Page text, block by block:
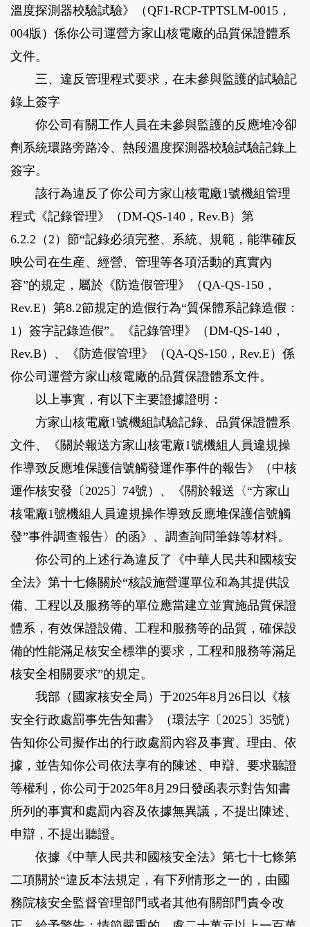
溫度探測器校驗試驗》（QF1-RCP-TPTSLM-0015，
004版）係你公司運營方家山核電廠的品質保證體系
文件。
三、違反管理程式要求，在未參與監護的試驗記
錄上簽字
你公司有關工作人員在未參與監護的反應堆冷卻
劑系統環路旁路冷、熱段溫度探測器校驗試驗記錄上
簽字。
該行為違反了你公司方家山核電廠1號機組管理
程式《記錄管理》（DM-QS-140，Rev.B）第
6.2.2（2）節“記錄必須完整、系統、規範，能準確反
映公司在生産、經營、管理等各項活動的真實內
容”的規定，屬於《防造假管理》（QA-QS-150，
Rev.E）第8.2節規定的造假行為“質保體系記錄造假：
1）簽字記錄造假”。《記錄管理》（DM-QS-140，
Rev.B）、《防造假管理》（QA-QS-150，Rev.E）係
你公司運營方家山核電廠的品質保證體系文件。
以上事實，有以下主要證據證明：
方家山核電廠1號機組試驗記錄、品質保證體系
文件、《關於報送方家山核電廠1號機組人員違規操
作導致反應堆保護信號觸發運作事件的報告》（中核
運作核安發〔2025〕74號）、《關於報送〈“方家山
核電廠1號機組人員違規操作導致反應堆保護信號觸
發”事件調查報告〉的函》、調查詢問筆錄等材料。
你公司的上述行為違反了《中華人民共和國核安
全法》第十七條關於“核設施營運單位和為其提供設
備、工程以及服務等的單位應當建立並實施品質保證
體系，有效保證設備、工程和服務等的品質，確保設
備的性能滿足核安全標準的要求，工程和服務等滿足
核安全相關要求”的規定。
我部（國家核安全局）于2025年8月26日以《核
安全行政處罰事先告知書》（環法字〔2025〕35號）
告知你公司擬作出的行政處罰內容及事實、理由、依
據，並告知你公司依法享有的陳述、申辯、要求聽證
等權利，你公司于2025年8月29日發函表示對告知書
所列的事實和處罰內容及依據無異議，不提出陳述、
申辯，不提出聽證。
依據《中華人民共和國核安全法》第七十七條第
二項關於“違反本法規定，有下列情形之一的，由國
務院核安全監督管理部門或者其他有關部門責令改